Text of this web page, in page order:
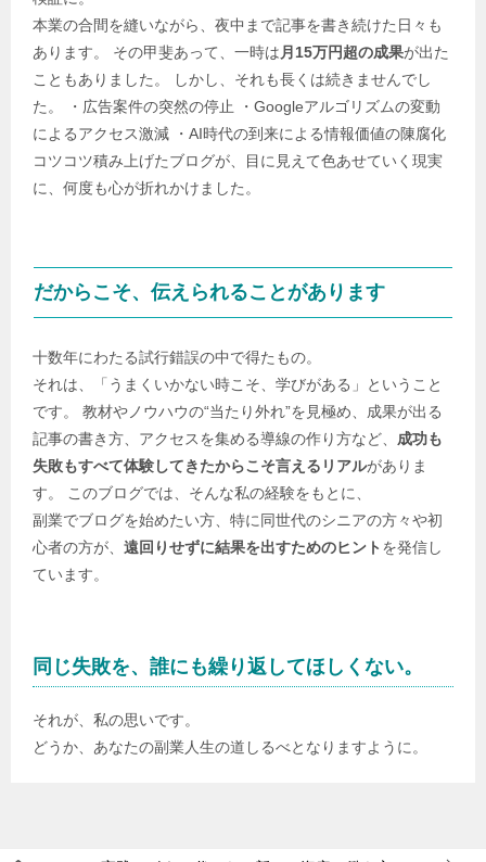
本業の合間を縫いながら、夜中まで記事を書き続けた日々も
あります。 その甲斐あって、一時は 月15万円超の成果が出た
こともありました。 しかし、それも長くは続きませんでし
た。 ・広告案件の突然の停止 ・Googleアルゴリズムの変動
によるアクセス激減 ・AI時代の到来による情報価値の陳腐化
コツコツ積み上げたブログが、目に見えて色あせていく現実
に、何度も心が折れかけました。
だからこそ、伝えられることがあります
十数年にわたる試行錯誤の中で得たもの。
それは、「うまくいかない時こそ、学びがある」ということ
です。 教材やノウハウの“当たり外れ”を見極め、成果が出る
記事の書き方、アクセスを集める導線の作り方など、 成功も
失敗もすべて体験してきたからこそ言えるリアルがありま
す。 このブログでは、そんな私の経験をもとに、
副業でブログを始めたい方、特に同世代のシニアの方々や初
心者の方が、 遠回りせずに結果を出すためのヒント を発信し
ています。
同じ失敗を、誰にも繰り返してほしくない。
それが、私の思いです。
どうか、あなたの副業人生の道しるべとなりますように。